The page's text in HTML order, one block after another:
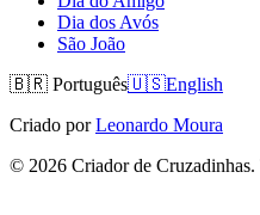
Dia dos Avós
São João
🇧🇷 Português🇺🇸English
Criado por Leonardo Moura
© 2026 Criador de Cruzadinhas.